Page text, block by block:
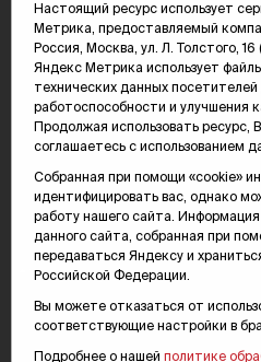
Редакция: 625035, Тюмень, пр.
(3452) 68-89-05
edit@vsluh.ru
Главный редактор: Панкина Т.Ю.
kika@vsluh.ru
По вопросам рекламы:
(3452) 68-89-78
kotovaev@sibinformburo.ru
mim@vsluh.ru
Настоящий ресурс использует
Метрика, предоставляемый
Россия, Москва, ул. Л. Толстого,
Яндекс Метрика использует
технических данных
работоспособности и улучшения
Продолжая использовать ресурс,
соглашаетесь с использованием
Собранная при помощи «cookie»
идентифицировать вас, однако
работу нашего сайта. Информация
данного сайта, собранная при
передаваться Яндексу и
Российской Федерации.
Вы можете отказаться от
соответствующие настройки в
Подробнее о нашей политике